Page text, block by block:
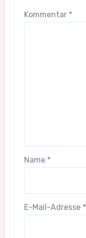
Kommentar *
Name *
E-Mail-Adresse *